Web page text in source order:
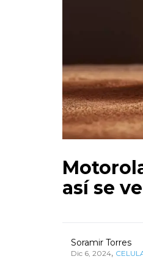
así se
Soramir Torres
Dic 6, 2024,